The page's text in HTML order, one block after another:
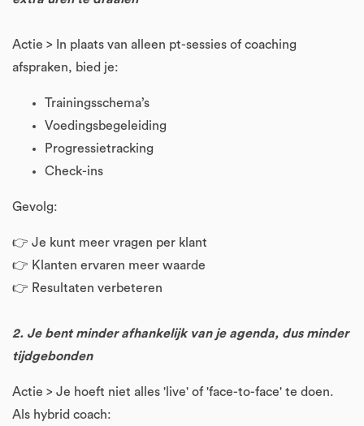
Actie > In plaats van alleen pt-sessies of coaching
afspraken, bied je:
Trainingsschema’s
Voedingsbegeleiding
Progressietracking
Check-ins
Gevolg:
👉 Je kunt meer vragen per klant
👉 Klanten ervaren meer waarde
👉 Resultaten verbeteren
2. Je bent minder afhankelijk van je agenda, dus minder
tijdgebonden
Actie > Je hoeft niet alles 'live' of 'face-to-face' te doen.
Als hybrid coach: